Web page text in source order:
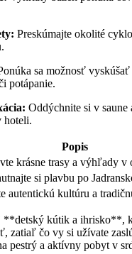
Preskúmajte okolité
sa možnosť
potápanie.
Oddýchnite si v saune
hoteli.
Popis
krásne trasy a výhľady v
si plavbu po
autentickú kultúru a
**detský kútik a ihrisko**,
zatiaľ čo vy si užívate
pestrý a aktívny pobyt v